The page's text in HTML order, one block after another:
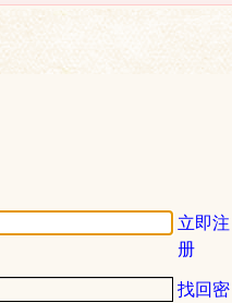
立即注
册
找回密